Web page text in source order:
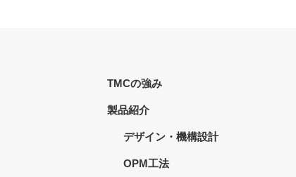
TMCの強み
製品紹介
デザイン・機構設計
OPM工法